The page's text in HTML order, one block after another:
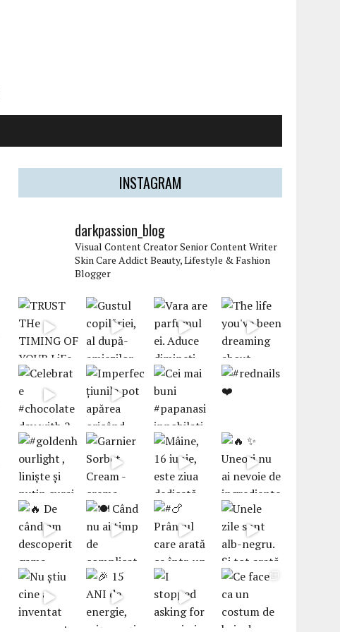
INSTAGRAM
darkpassion_blog
Visual Content CreatorSenior Content Writer
Skin Care AddictBeauty, Lifestyle & Fashion
Blogger